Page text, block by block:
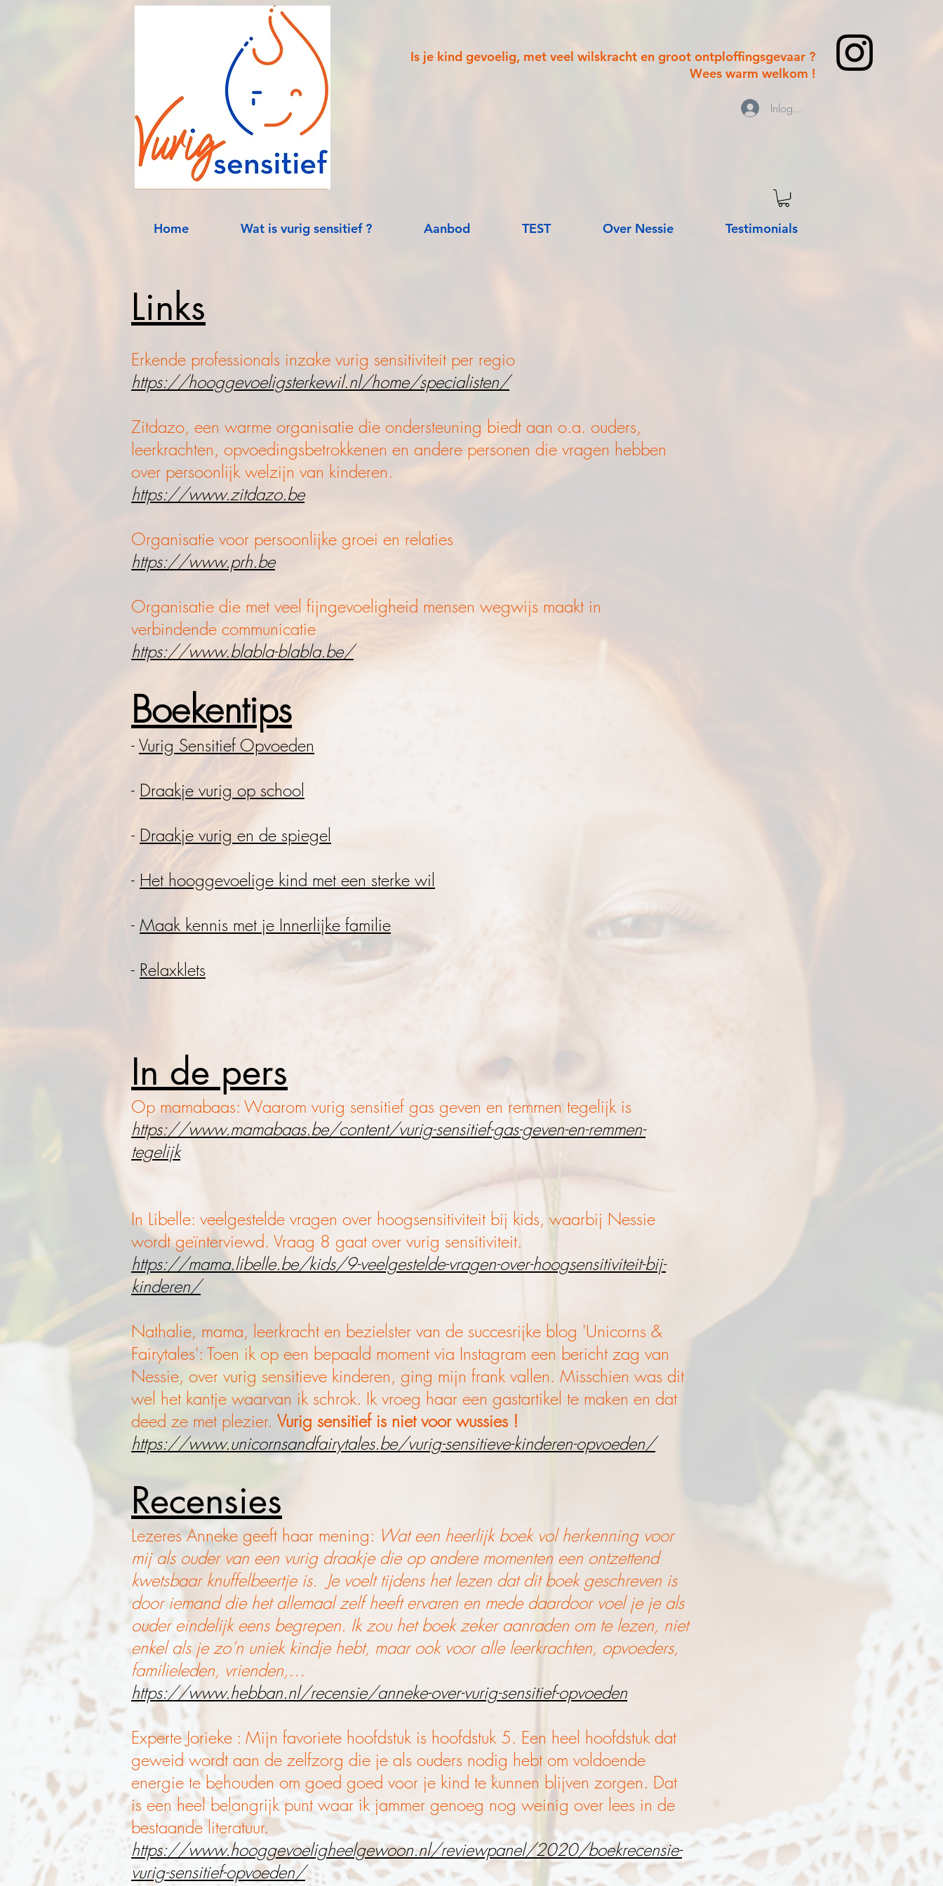
Is je kind gevoelig, met veel wilskracht en groot ontploffingsgevaar ?
Wees warm welkom !
Inloggen
Home Wat is vurig sensitief ? Aanbod TEST Over Nessie Testimonials
Links
Erkende professionals inzake vurig sensitiviteit per regio
https://hooggevoeligsterkewil.nl/home/specialisten/
Zitdazo, een warme organisatie die ondersteuning biedt aan o.a. ouders,
leerkrachten, opvoedingsbetrokkenen en andere personen die vragen hebben
over persoonlijk welzijn van kinderen.
https://www.zitdazo.be
Organisatie voor persoonlijke groei en relaties
https://www.prh.be
Organisatie die met veel fijngevoeligheid mensen wegwijs maakt in
verbindende communicatie
https://www.blabla-blabla.be/
Boekentips
-Vurig Sensitief Opvoeden
- Draakje vurig op school
- Draakje vurig en de spiegel
- Het hooggevoelige kind met een sterke wil
- Maak kennis met je Innerlijke familie
- Relaxklets
In de pers
Op mamabaas: Waarom vurig sensitief gas geven en remmen tegelijk is
https://www.mamabaas.be/content/vurig-sensitief-gas-geven-en-remmen-
tegelijk
In Libelle: veelgestelde vragen over hoogsensitiviteit bij kids, waarbij Nessie
wordt geïnterviewd. Vraag 8 gaat over vurig sensitiviteit.
https://mama.libelle.be/kids/9-veelgestelde-vragen-over-hoogsensitiviteit-bij-
kinderen/
Nathalie, mama, leerkracht en bezielster van de succesrijke blog 'Unicorns &
Fairytales': Toen ik op een bepaald moment via Instagram een bericht zag van
Nessie, over vurig sensitieve kinderen, ging mijn frank vallen. Misschien was dit
wel het kantje waarvan ik schrok. Ik vroeg haar een gastartikel te maken en dat
deed ze met plezier. Vurig sensitief is niet voor wussies !
https://www.unicornsandfairytales.be/vurig-sensitieve-kinderen-opvoeden/
Recensies
Lezeres Anneke geeft haar mening: Wat een heerlijk boek vol herkenning voor
mij als ouder van een vurig draakje die op andere momenten een ontzettend
kwetsbaar knuffelbeertje is. Je voelt tijdens het lezen dat dit boek geschreven is
door iemand die het allemaal zelf heeft ervaren en mede daardoor voel je je als
ouder eindelijk eens begrepen. Ik zou het boek zeker aanraden om te lezen, niet
enkel als je zo’n uniek kindje hebt, maar ook voor alle leerkrachten, opvoeders,
familieleden, vrienden,…
https://www.hebban.nl/recensie/anneke-over-vurig-sensitief-opvoeden
Experte Jorieke : Mijn favoriete hoofdstuk is hoofdstuk 5. Een heel hoofdstuk dat
geweid wordt aan de zelfzorg die je als ouders nodig hebt om voldoende
energie te behouden om goed goed voor je kind te kunnen blijven zorgen. Dat
is een heel belangrijk punt waar ik jammer genoeg nog weinig over lees in de
bestaande literatuur.
https://www.hooggevoeligheelgewoon.nl/reviewpanel/2020/boekrecensie-
vurig-sensitief-opvoeden/